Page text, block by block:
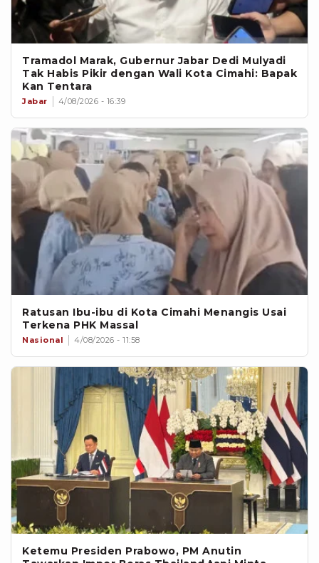
Tramadol Marak, Gubernur Jabar Dedi Mulyadi
Tak Habis Pikir dengan Wali Kota Cimahi: Bapak
Kan Tentara
Jabar 4/08/2026 - 16:39
Ratusan Ibu-ibu di Kota Cimahi Menangis Usai
Terkena PHK Massal
Nasional 4/08/2026 - 11:58
Ketemu Presiden Prabowo, PM Anutin